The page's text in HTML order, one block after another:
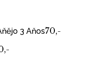
3 Aňos70,-